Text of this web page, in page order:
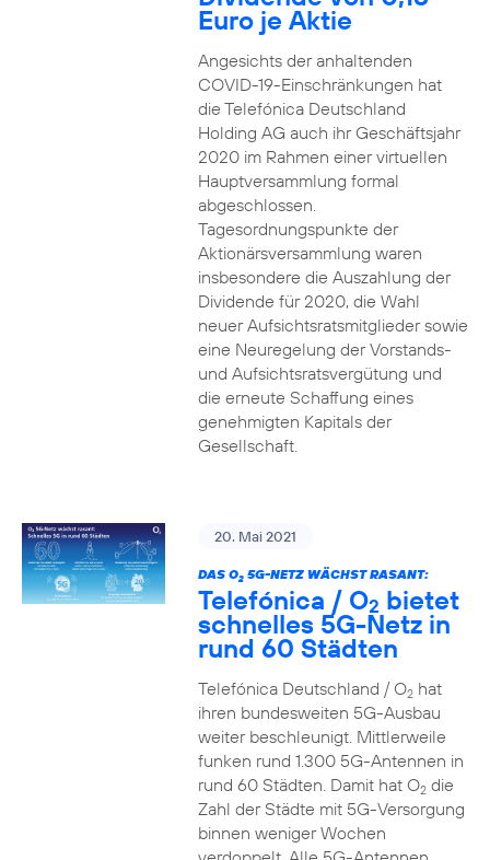
Euro je Aktie
Angesichts der anhaltenden
COVID-19-Einschränkungen hat
die Telefónica Deutschland
Holding AG auch ihr Geschäftsjahr
2020 im Rahmen einer virtuellen
Hauptversammlung formal
abgeschlossen.
Tagesordnungspunkte der
Aktionärsversammlung waren
insbesondere die Auszahlung der
Dividende für 2020, die Wahl
neuer Aufsichtsratsmitglieder sowie
eine Neuregelung der Vorstands-
und Aufsichtsratsvergütung und
die erneute Schaffung eines
genehmigten Kapitals der
Gesellschaft.
20. Mai 2021
DAS O25G-NETZ WÄCHST RASANT:
Telefónica / O2 bietet
schnelles 5G-Netz in
rund 60 Städten
Telefónica Deutschland / O2hat
ihren bundesweiten 5G-Ausbau
weiter beschleunigt. Mittlerweile
funken rund 1.300 5G-Antennen in
rund 60 Städten. Damit hat O2die
Zahl der Städte mit 5G-Versorgung
binnen weniger Wochen